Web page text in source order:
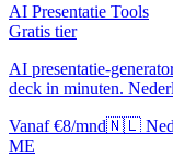
AI Presentatie Tools
Gratis tier
AI presentatie-
deck in minuten.
Vanaf €8/mnd🇳🇱
ME